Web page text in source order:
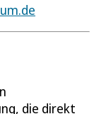
die direkt